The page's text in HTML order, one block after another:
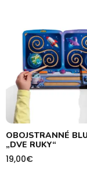
OBOJSTRANNÉ
„DVE RUKY“
19,00€